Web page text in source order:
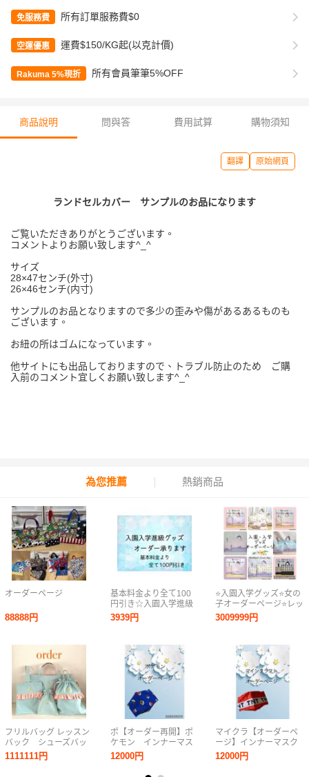
免服務費 所有訂單服務費$0
空運優惠 運費$150/KG起(以克計價)
Rakuma 5%現折 所有會員筆筆5%OFF
商品說明 問與答 費用試算 購物須知
翻譯 原始網頁
ランドセルカバー サンプルのお品になります
ご覧いただきありがとうございます。
コメントよりお願い致します^_^
サイズ
28×47センチ(外寸)
26×46センチ(内寸)
サンプルのお品となりますので多少の歪みや傷があるあるものも
ございます。
お紐の所はゴムになっています。
他サイトにも出品しておりますので、トラブル防止のため ご購
入前のコメント宜しくお願い致します^_^
為您推薦 熱銷商品
オーダーページ
88888円
フリルバッグ レッスン
バック シューズバッ
ク 体操着袋 入園準
備入学準備セット
1111111円
基本料金より全て100
円引き☆入園入学進級
グッズ オーダー承り
3939円
ポ【オーダー再開】ポ
ケモン インナーマス
ク
12000円
⭐入園入学グッズ⭐女の
子オーダーページ⭐レッ
スンバッグ体操服袋上
3009999円
マイクラ【オーダーペ
ージ】インナーマスク
12000円